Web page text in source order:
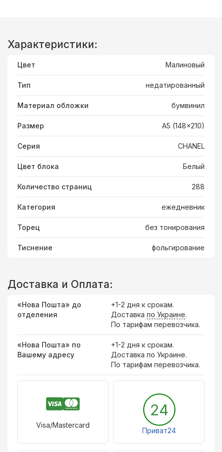
Характеристики:
Цвет Малиновый
Тип недатированный
Материал обложки бумвинил
Размер A5 (148x210)
Серия CHANEL
Цвет блока Белый
Количество страниц 288
Категория ежедневник
Торец без тонирования
Тиснение фольгирование
Доставка и Оплата:
«Нова Пошта» до
отделения
+1-2 дня к срокам.
Доставка по Украине.
По тарифам перевозчика.
«Нова Пошта» по
Вашему адресу
+1-2 дня к срокам.
Доставка по Украине.
По тарифам перевозчика.
Visa/Mastercard
24
Приват24